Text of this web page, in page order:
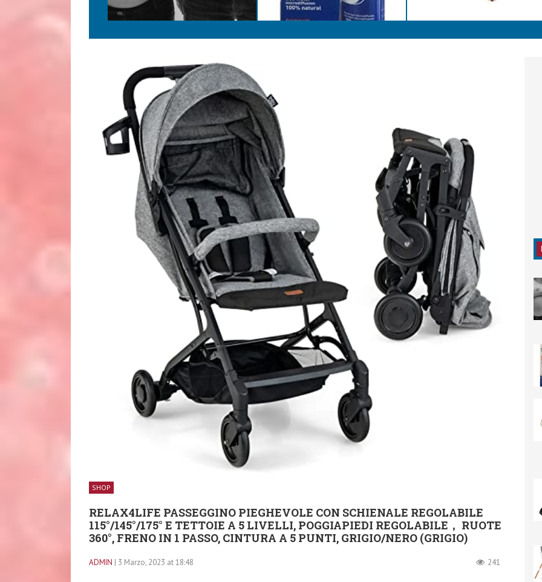
SHOP
RELAX4LIFE PASSEGGINO PIEGHEVOLE CON SCHIENALE REGOLABILE
115°/145°/175° E TETTOIE A 5 LIVELLI, POGGIAPIEDI REGOLABILE， RUOTE
360°, FRENO IN 1 PASSO, CINTURA A 5 PUNTI, GRIGIO/NERO (GRIGIO)
ADMIN | 3 Marzo, 2023 at 18:48 241